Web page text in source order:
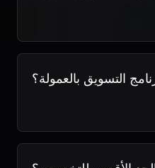
التسويق بالعمولة؟